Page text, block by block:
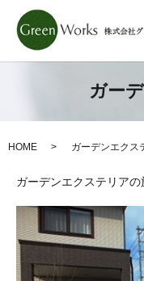
ガー
HOME ガーデンエクス
ガーデンエクステリアの